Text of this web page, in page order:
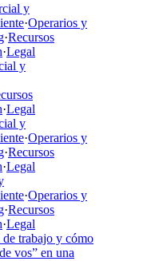
y
·Operarios y
·Recursos
·Legal
y
·Legal
y
·Operarios y
·Recursos
·Legal
·Operarios y
·Recursos
·Legal
de trabajo y cómo
vos” en una